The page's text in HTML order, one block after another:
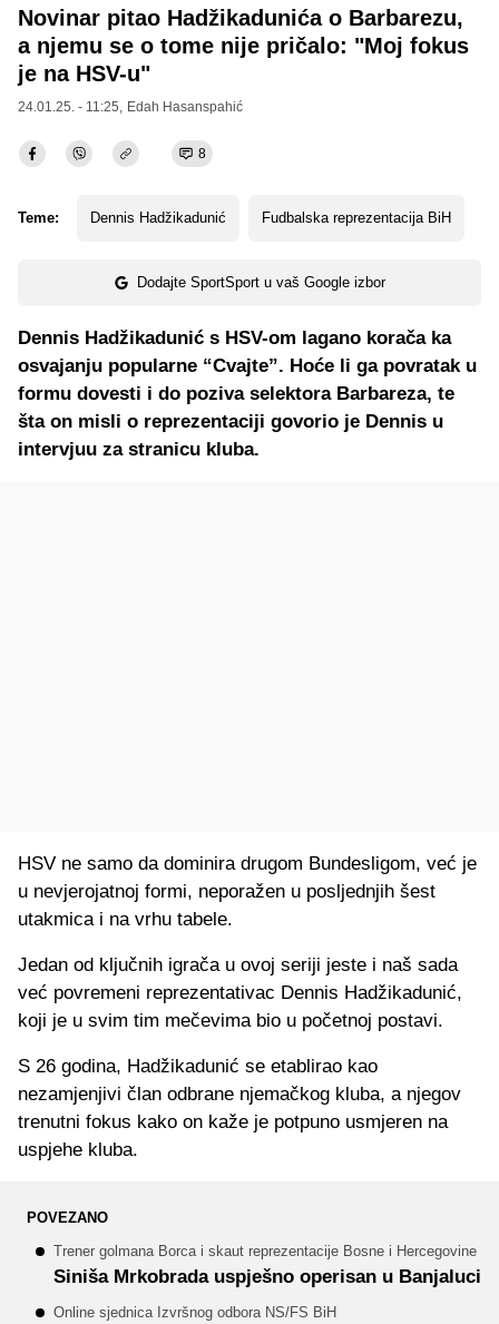
Novinar pitao Hadžikadunića o Barbarezu,
a njemu se o tome nije pričalo: "Moj fokus
je na HSV-u"
24.01.25. - 11:25, Edah Hasanspahić
8
Teme: Dennis Hadžikadunić Fudbalska reprezentacija BiH
Dodajte SportSport u vaš Google izbor
Dennis Hadžikadunić s HSV-om lagano korača ka
osvajanju popularne “Cvajte”. Hoće li ga povratak u
formu dovesti i do poziva selektora Barbareza, te
šta on misli o reprezentaciji govorio je Dennis u
intervjuu za stranicu kluba.
HSV ne samo da dominira drugom Bundesligom, već je
u nevjerojatnoj formi, neporažen u posljednjih šest
utakmica i na vrhu tabele.
Jedan od ključnih igrača u ovoj seriji jeste i naš sada
već povremeni reprezentativac Dennis Hadžikadunić,
koji je u svim tim mečevima bio u početnoj postavi.
S 26 godina, Hadžikadunić se etablirao kao
nezamjenjivi član odbrane njemačkog kluba, a njegov
trenutni fokus kako on kaže je potpuno usmjeren na
uspjehe kluba.
POVEZANO
Trener golmana Borca i skaut reprezentacije Bosne i Hercegovine
Siniša Mrkobrada uspješno operisan u Banjaluci
Online sjednica Izvršnog odbora NS/FS BiH